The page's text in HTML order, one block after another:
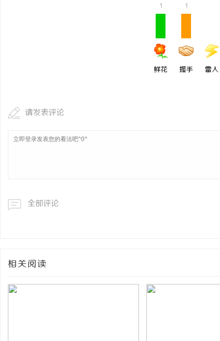
1
鲜花
1
握手 雷人
请发表评论
全部评论
相关阅读